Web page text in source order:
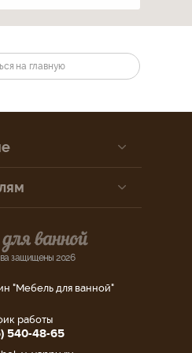
на главную
защищены 2026
"Мебель для ванной"
работы
540-48-65